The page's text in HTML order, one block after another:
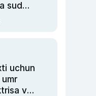
sud
uchun
umr
va